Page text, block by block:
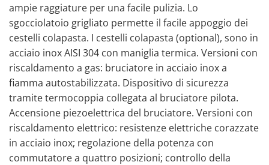
ampie raggiature per una facile pulizia. Lo
sgocciolatoio grigliato permette il facile appoggio dei
cestelli colapasta. I cestelli colapasta (optional), sono in
acciaio inox AISI 304 con maniglia termica. Versioni con
riscaldamento a gas: bruciatore in acciaio inox a
fiamma autostabilizzata. Dispositivo di sicurezza
tramite termocoppia collegata al bruciatore pilota.
Accensione piezoelettrica del bruciatore. Versioni con
riscaldamento elettrico: resistenze elettriche corazzate
in acciaio inox; regolazione della potenza con
commutatore a quattro posizioni; controllo della